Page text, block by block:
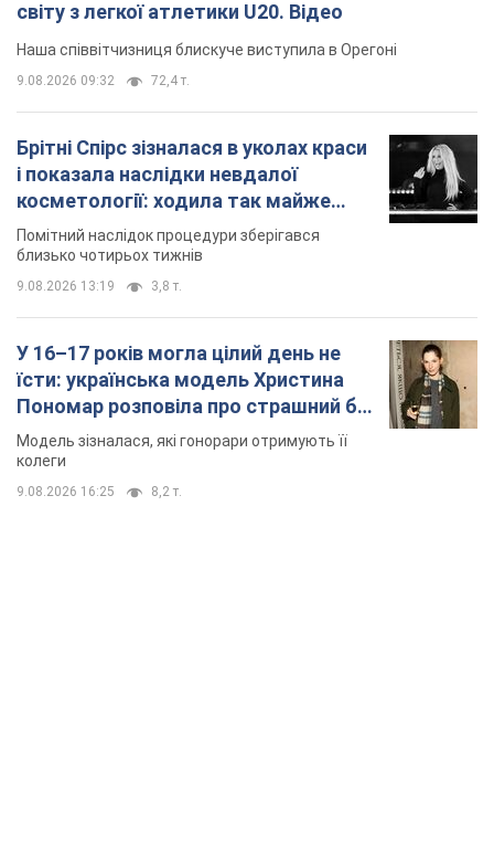
світу з легкої атлетики U20. Відео
Наша співвітчизниця блискуче виступила в Орегоні
9.08.2026 09:32 72,4 т.
Брітні Спірс зізналася в уколах краси
і показала наслідки невдалої
косметології: ходила так майже
місяць
Помітний наслідок процедури зберігався
близько чотирьох тижнів
9.08.2026 13:19 3,8 т.
У 16–17 років могла цілий день не
їсти: українська модель Христина
Пономар розповіла про страшний бік
модельної кар’єри
Модель зізналася, які гонорари отримують її
колеги
9.08.2026 16:25 8,2 т.